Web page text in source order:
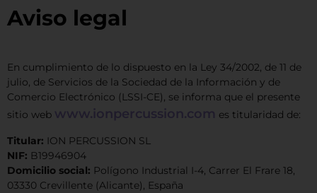
Aviso legal
En cumplimiento de lo dispuesto en la Ley 34/2002, de 11 de
julio, de Servicios de la Sociedad de la Información y de
Comercio Electrónico (LSSI-CE), se informa que el presente
sitio web www.ionpercussion.com es titularidad de:
Titular: ION PERCUSSION SL
NIF: B19946904
Domicilio social: Polígono Industrial I-4, Carrer El Frare 18,
03330 Crevillente (Alicante), España